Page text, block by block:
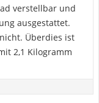
verstellbar und
ausgestattet.
Überdies ist
2,1 Kilogramm